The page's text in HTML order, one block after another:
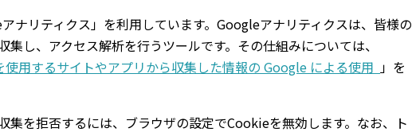
ナリティクス」を利用しています。Googleアナリティクスは、皆様の
集し、アクセス解析を行うツールです。その仕組みについては、
用するサイトやアプリから収集した情報の Google による使用 」を
集を拒否するには、ブラウザの設定でCookieを無効します。なお、ト